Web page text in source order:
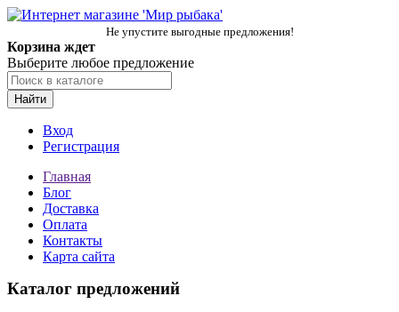
Не упустите выгодные предложения!
Корзина ждет
Выберите любое предложение
Найти
Вход
Регистрация
Главная
Блог
Доставка
Оплата
Контакты
Карта сайта
Каталог предложений